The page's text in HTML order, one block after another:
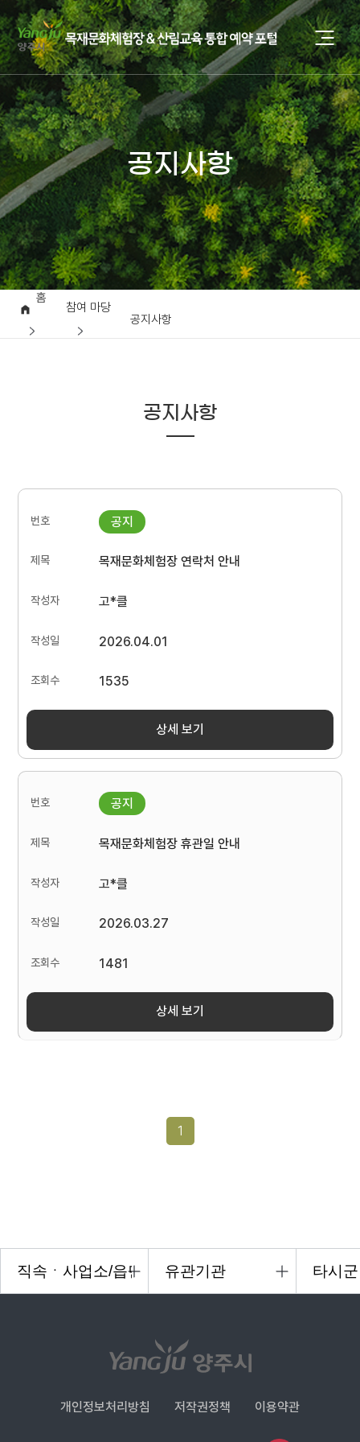
공지사항
홈
참여 마당
공지사항
공지사항
목재문화체험장 연락처 안내
고*클
2026.04.01
1535
상세 보기
목재문화체험장 휴관일 안내
고*클
2026.03.27
1481
상세 보기
1
개인정보처리방침 저작권정책 이용약관